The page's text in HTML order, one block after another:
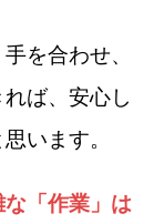
を合わせ、
ば、安心し
います。
「作業」は